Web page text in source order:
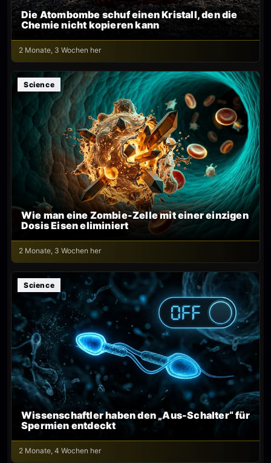
Die Atombombe schuf einen Kristall, den die
Chemie nicht kopieren kann
2 Monate, 3 Wochen her
Science
Wie man eine Zombie-Zelle mit einer einzigen
Dosis Eisen eliminiert
2 Monate, 3 Wochen her
Science
Wissenschaftler haben den „Aus-Schalter“ für
Spermien entdeckt
2 Monate, 4 Wochen her